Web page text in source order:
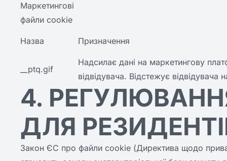
Маркетингові
файли cookie
Назва Призначення
__ptq.gif
Надсилає дані на маркетингову
відвідувача. Відстежує
4.
ДЛЯ
Закон ЄС про файли cookie (Директива щодо